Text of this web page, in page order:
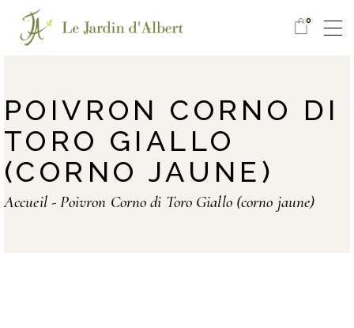
0
POIVRON CORNO DI
TORO GIALLO
(CORNO JAUNE)
Accueil Poivron Corno di Toro Giallo (corno jaune)